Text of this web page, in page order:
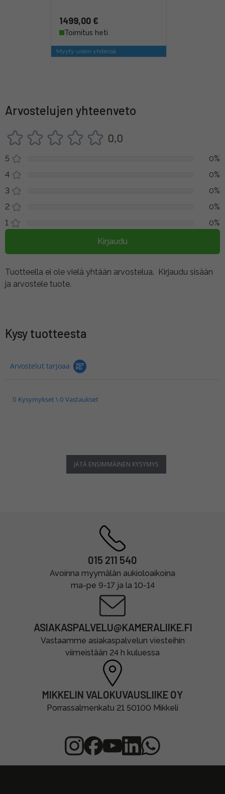
1499,00 €
Toimitus heti
Myyty usein yhdessä
Arvostelujen yhteenveto
0,0
5
0%
4
0%
3
0%
2
0%
1
0%
Kirjaudu
Tuotteella ei ole vielä yhtään arvostelua. Kirjaudu sisään
ja arvostele tuote.
Kysy tuotteesta
Arvostelut tarjoaa
0 Kysymykset \ 0 Vastaukset
JÄTÄ ENSIMMÄINEN KYSYMYS
015 211 540
Avoinna myymälän aukioloaikoina
ma-pe 9-17 ja la 10-14
ASIAKASPALVELU@KAMERALIIKE.FI
Vastaamme asiakaspalvelun viesteihin
viimeistään 24 h kuluessa
MIKKELIN VALOKUVAUSLIIKE OY
Porrassalmenkatu 21 50100 Mikkeli